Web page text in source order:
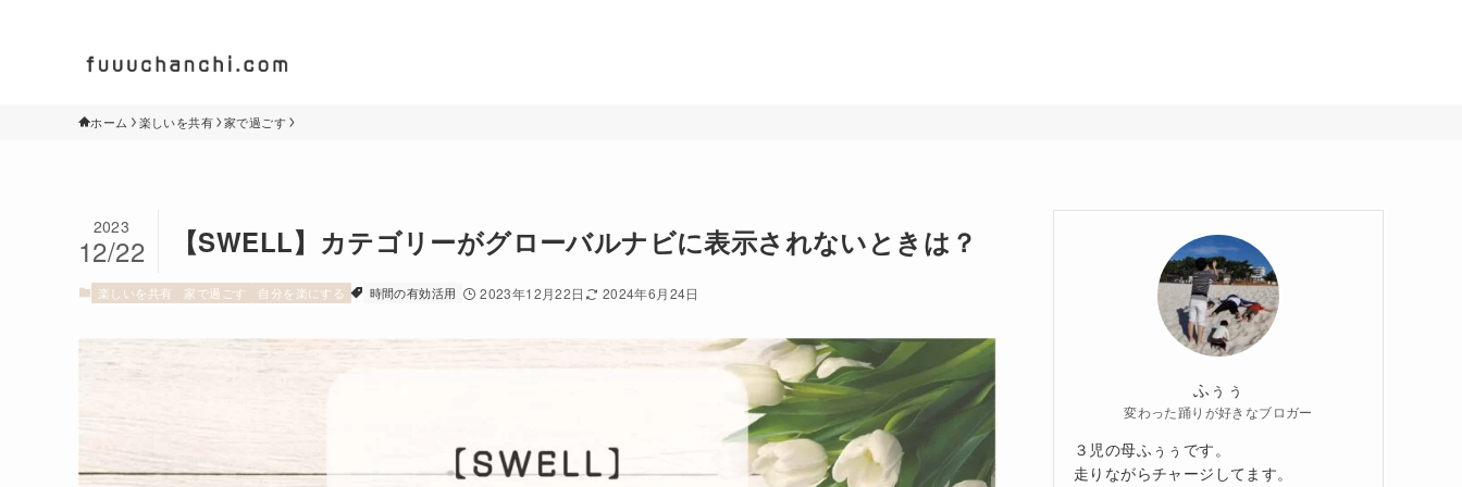
ホーム 楽しいを共有 家で過ごす
【SWELL】カテゴリーがグローバルナビに表示されないときは？
2023
12/22
楽しいを共有 家で過ごす 自分を楽にする 時間の有効活用 2023年12月22日 2024年6月24日
ふぅぅ
変わった踊りが好きなブロガー
３児の母ふぅぅです。
走りながらチャージしてます。